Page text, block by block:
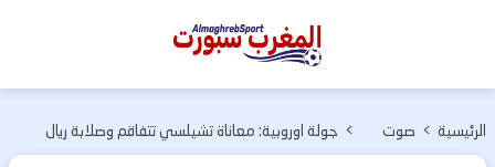
المغرب
الرئيسية > صوت
> جولة اوروبية: معاناة تشيلسي تتفاقم وصلابة ريال